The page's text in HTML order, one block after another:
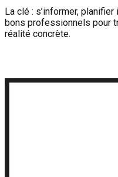
La clé : s’informer,
bons professionnels pour
réalité concrète.